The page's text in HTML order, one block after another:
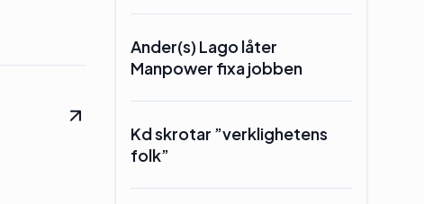
Ander(s) Lago låter
Manpower fixa jobben
Kd skrotar ”verklighetens
folk”